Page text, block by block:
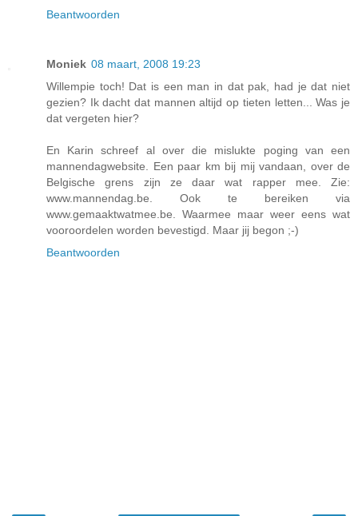
Beantwoorden
Moniek 08 maart, 2008 19:23
Willempie toch! Dat is een man in dat pak, had je dat niet
gezien? Ik dacht dat mannen altijd op tieten letten... Was je
dat vergeten hier?
En Karin schreef al over die mislukte poging van een
mannendagwebsite. Een paar km bij mij vandaan, over de
Belgische grens zijn ze daar wat rapper mee. Zie:
www.mannendag.be. Ook te bereiken via
www.gemaaktwatmee.be. Waarmee maar weer eens wat
vooroordelen worden bevestigd. Maar jij begon ;-)
Beantwoorden